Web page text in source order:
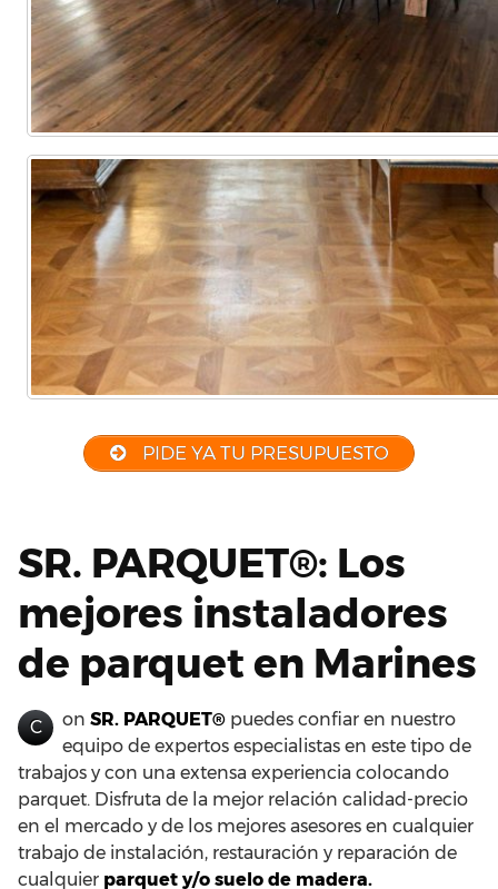
PIDE YA TU PRESUPUESTO
SR. PARQUET®: Los
mejores instaladores
de parquet en Marines
C on SR. PARQUET® puedes confiar en nuestro
equipo de expertos especialistas en este tipo de
trabajos y con una extensa experiencia colocando
parquet. Disfruta de la mejor relación calidad-precio
en el mercado y de los mejores asesores en cualquier
trabajo de instalación, restauración y reparación de
cualquier parquet y/o suelo de madera.